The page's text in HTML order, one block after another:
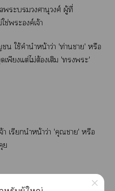
ะบรมวงศานุวงศ์ ผู้ที่
ะองค์เจ้า
น ใช้คำนำหน้าว่า 'ท่านา' หรือ
พียงแต่ไม่ต้องเติม 'ะ'
า เรียกนำหน้าว่า 'คุณา' หรือ
ย
×